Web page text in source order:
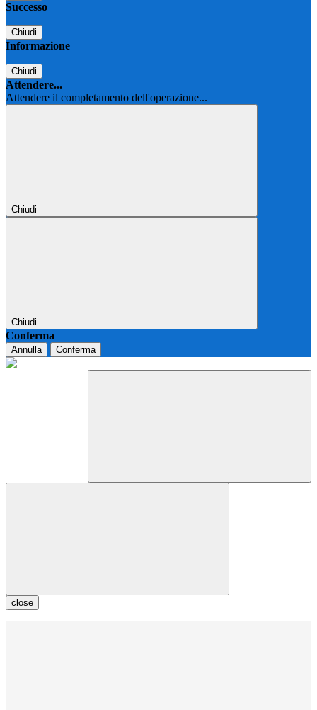
Successo
Chiudi
Informazione
Chiudi
Attendere...
Attendere il completamento dell'operazione...
Chiudi
Chiudi
Conferma
Annulla Conferma
close